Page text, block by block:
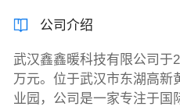
公司介绍
武汉鑫鑫暖科技有限公司于
万元。位于武汉市东湖高新
业园，公司是一家专注于国